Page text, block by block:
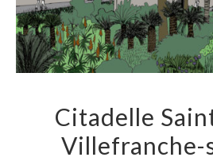
Citadelle
Villefranche-